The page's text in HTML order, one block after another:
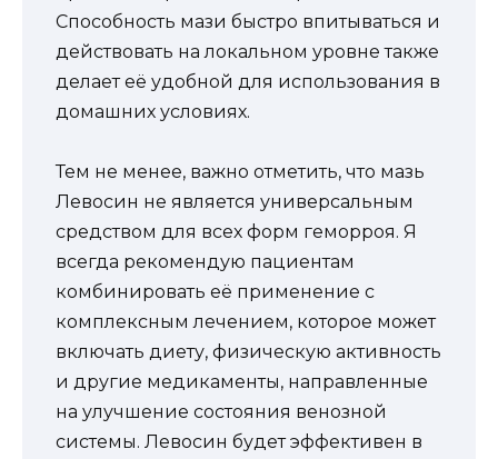
Способность мази быстро впитываться и
действовать на локальном уровне также
делает её удобной для использования в
домашних условиях.
Тем не менее, важно отметить, что мазь
Левосин не является универсальным
средством для всех форм геморроя. Я
всегда рекомендую пациентам
комбинировать её применение с
комплексным лечением, которое может
включать диету, физическую активность
и другие медикаменты, направленные
на улучшение состояния венозной
системы. Левосин будет эффективен в